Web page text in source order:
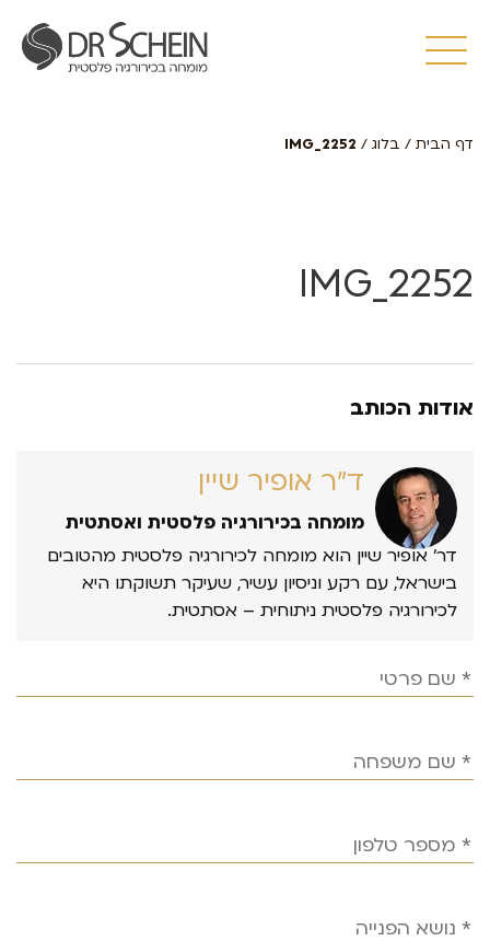
דף הבית / בלוג /
IMG_2252
IMG_2252
אודות הכותב
ד״ר אופיר שיין
מומחה בכירורגיה פלסטית ואסתטית
דר’ אופיר שיין הוא מומחה לכירורגיה פלסטית מהטובים
בישראל, עם רקע וניסיון עשיר, שעיקר תשוקתו היא
לכירורגיה פלסטית ניתוחית – אסתטית.